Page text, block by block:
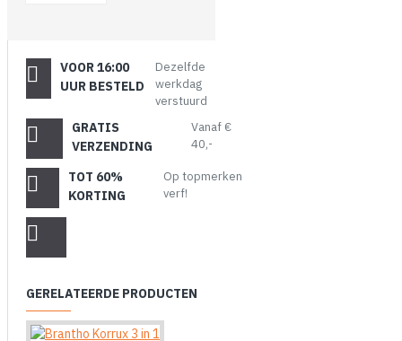
VOOR 16:00
UUR BESTELD
Dezelfde
werkdag
verstuurd
GRATIS
VERZENDING
Vanaf €
40,-
TOT 60%
KORTING
Op topmerken
verf!
GERELATEERDE PRODUCTEN